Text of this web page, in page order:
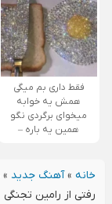
فقط داری بم میگی
همش یه خوابه
میخوای برگردی نگو
همین یه باره –
خانه»آهنگ جدید »
رفتی از رامین تجنگی